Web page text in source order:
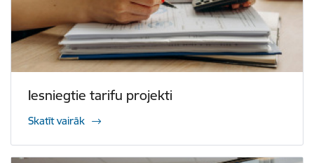
Iesniegtie tarifu projekti
Skatīt vairāk